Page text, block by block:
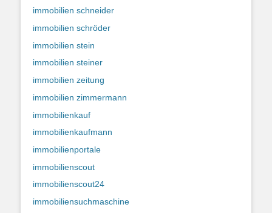
immobilien schneider
immobilien schröder
immobilien stein
immobilien steiner
immobilien zeitung
immobilien zimmermann
immobilienkauf
immobilienkaufmann
immobilienportale
immobilienscout
immobilienscout24
immobiliensuchmaschine